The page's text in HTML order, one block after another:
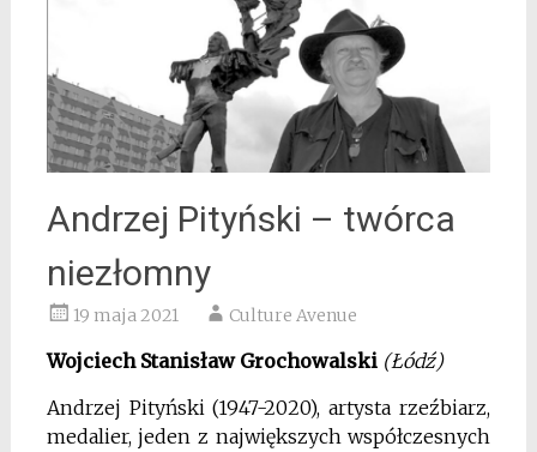
Andrzej Pityński – twórca
niezłomny
19 maja 2021 Culture Avenue
Wojciech Stanisław Grochowalski (Łódź)
Andrzej Pityński (1947-2020), artysta rzeźbiarz,
medalier, jeden z największych współczesnych